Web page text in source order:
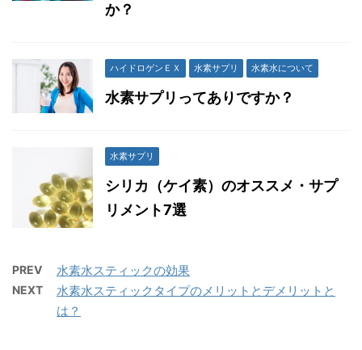
か？
ハイドロゲンＥＸ 水素サプリ 水素水について
水素サプリってありですか？
水素サプリ
シリカ（ケイ素）のオススメ・サプ
リメント7選
PREV 水素水スティックの効果
NEXT
水素水スティックタイプのメリットとデメリットと
は？